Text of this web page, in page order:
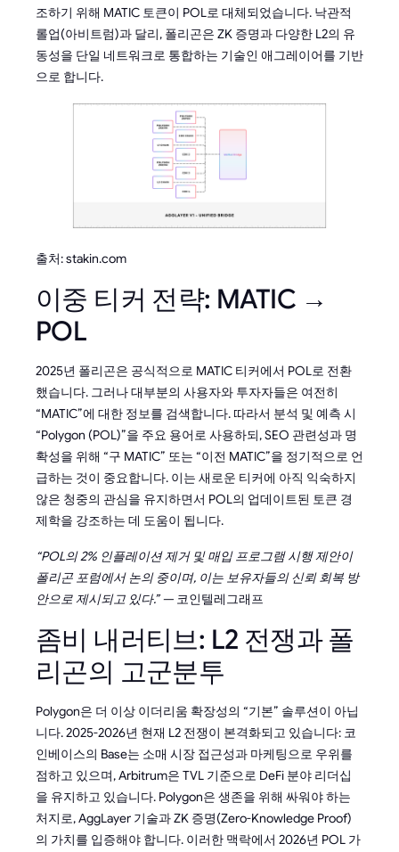
조하기 위해 MATIC 토큰이 POL로 대체되었습니다. 낙관적
롤업(아비트럼)과 달리, 폴리곤은 ZK 증명과 다양한 L2의 유
동성을 단일 네트워크로 통합하는 기술인 애그레이어를 기반
으로 합니다.
출처: stakin.com
이중 티커 전략: MATIC →
POL
2025년 폴리곤은 공식적으로 MATIC 티커에서 POL로 전환
했습니다. 그러나 대부분의 사용자와 투자자들은 여전히
“MATIC”에 대한 정보를 검색합니다. 따라서 분석 및 예측 시
“Polygon (POL)”을 주요 용어로 사용하되, SEO 관련성과 명
확성을 위해 “구 MATIC” 또는 “이전 MATIC”을 정기적으로 언
급하는 것이 중요합니다. 이는 새로운 티커에 아직 익숙하지
않은 청중의 관심을 유지하면서 POL의 업데이트된 토큰 경
제학을 강조하는 데 도움이 됩니다.
“POL의 2% 인플레이션 제거 및 매입 프로그램 시행 제안이
폴리곤 포럼에서 논의 중이며, 이는 보유자들의 신뢰 회복 방
안으로 제시되고 있다.” — 코인텔레그래프
좀비 내러티브: L2 전쟁과 폴
리곤의 고군분투
Polygon은 더 이상 이더리움 확장성의 “기본” 솔루션이 아닙
니다. 2025-2026년 현재 L2 전쟁이 본격화되고 있습니다: 코
인베이스의 Base는 소매 시장 접근성과 마케팅으로 우위를
점하고 있으며, Arbitrum은 TVL 기준으로 DeFi 분야 리더십
을 유지하고 있습니다. Polygon은 생존을 위해 싸워야 하는
처지로, AggLayer 기술과 ZK 증명(Zero-Knowledge Proof)
의 가치를 입증해야 합니다. 이러한 맥락에서 2026년 POL 가